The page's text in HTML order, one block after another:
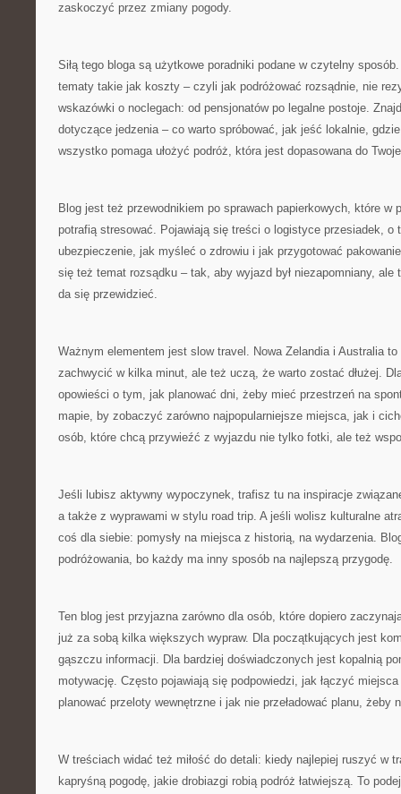
zaskoczyć przez zmiany pogody.
Siłą tego bloga są użytkowe poradniki podane w czytelny
tematy takie jak koszty – czyli jak podróżować rozsądnie, nie
wskazówki o noclegach: od pensjonatów po legalne postoje.
dotyczące jedzenia – co warto spróbować, jak jeść lokalnie,
wszystko pomaga ułożyć podróż, która jest dopasowana do
Blog jest też przewodnikiem po sprawach papierkowych, które w
potrafią stresować. Pojawiają się treści o logistyce przesiadek, o
ubezpieczenie, jak myśleć o zdrowiu i jak przygotować
się też temat rozsądku – tak, aby wyjazd był niezapomniany,
da się przewidzieć.
Ważnym elementem jest slow travel. Nowa Zelandia i Australia
zachwycić w kilka minut, ale też uczą, że warto zostać dłużej.
opowieści o tym, jak planować dni, żeby mieć przestrzeń na
mapie, by zobaczyć zarówno najpopularniejsze miejsca, jak i
osób, które chcą przywieźć z wyjazdu nie tylko fotki, ale też
Jeśli lubisz aktywny wypoczynek, trafisz tu na inspiracje
a także z wyprawami w stylu road trip. A jeśli wolisz kulturalne
coś dla siebie: pomysły na miejsca z historią, na wydarzenia.
podróżowania, bo każdy ma inny sposób na najlepszą przygodę.
Ten blog jest przyjazna zarówno dla osób, które dopiero
już za sobą kilka większych wypraw. Dla początkujących jest
gąszczu informacji. Dla bardziej doświadczonych jest kopalnią
motywację. Często pojawiają się podpowiedzi, jak łączyć
planować przeloty wewnętrzne i jak nie przeładować planu, żeby
W treściach widać też miłość do detali: kiedy najlepiej ruszyć w
kapryśną pogodę, jakie drobiazgi robią podróż łatwiejszą. To